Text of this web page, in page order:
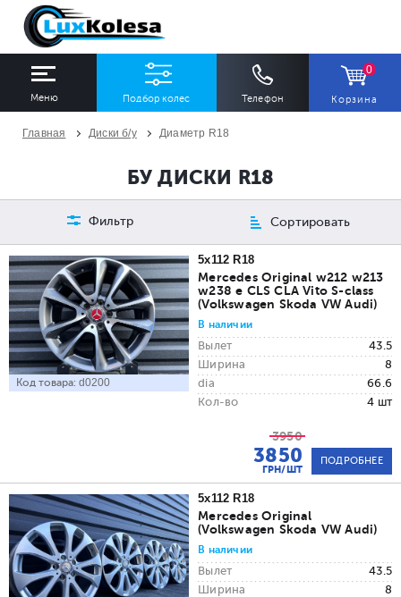
Меню Подбор колес Телефон
0
Корзина
Все Все
Диаметр
Все
Сезон
Все
Количество
Все
ПОДОБРАТЬ
Главная Диски б/у Диаметр R18
БУ ДИСКИ R18
Фильтр Сортировать
Код товара: d0200
5x112 R18
Mercedes Original w212 w213
w238 e CLS CLA Vito S-class
(Volkswagen Skoda VW Audi)
В наличии
Вылет
43.5
Ширина
8
dia
66.6
Кол-во
4 шт
3950
3850
ГРН/ШТ
ПОДРОБНЕЕ
5x112 R18
Mercedes Original
(Volkswagen Skoda VW Audi)
В наличии
Вылет
43.5
Ширина
8